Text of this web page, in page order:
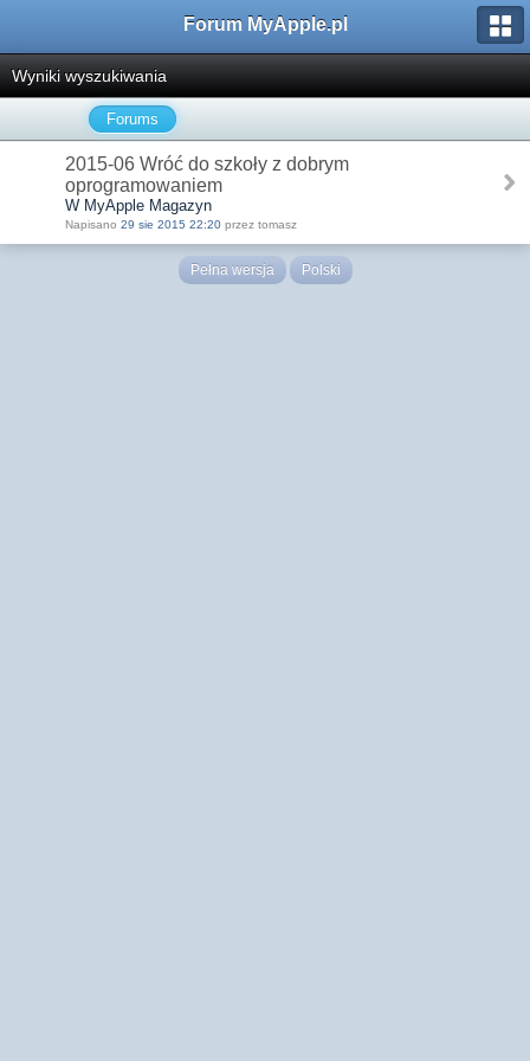
Forum MyApple.pl
Wyniki wyszukiwania
Forums
2015-06 Wróć do szkoły z dobrym
oprogramowaniem
W MyApple Magazyn
Napisano 29 sie 2015 22:20 przez tomasz
Pełna wersja Polski